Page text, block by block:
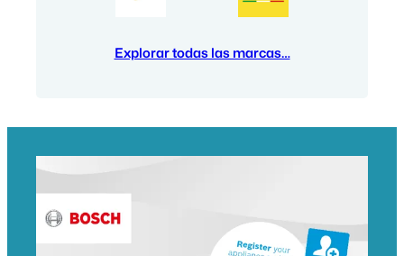
Explorar todas las marcas…